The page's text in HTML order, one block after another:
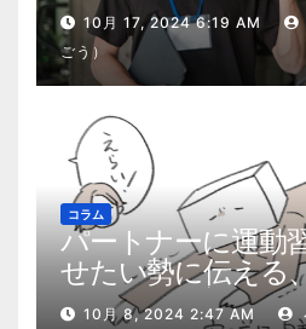
10月 17, 2024 6:19 AM
ごう）
コラム
パートナーに運動
せたい勢に伝える
肉量を2kg増やした
10月 8, 2024 2:47 AM